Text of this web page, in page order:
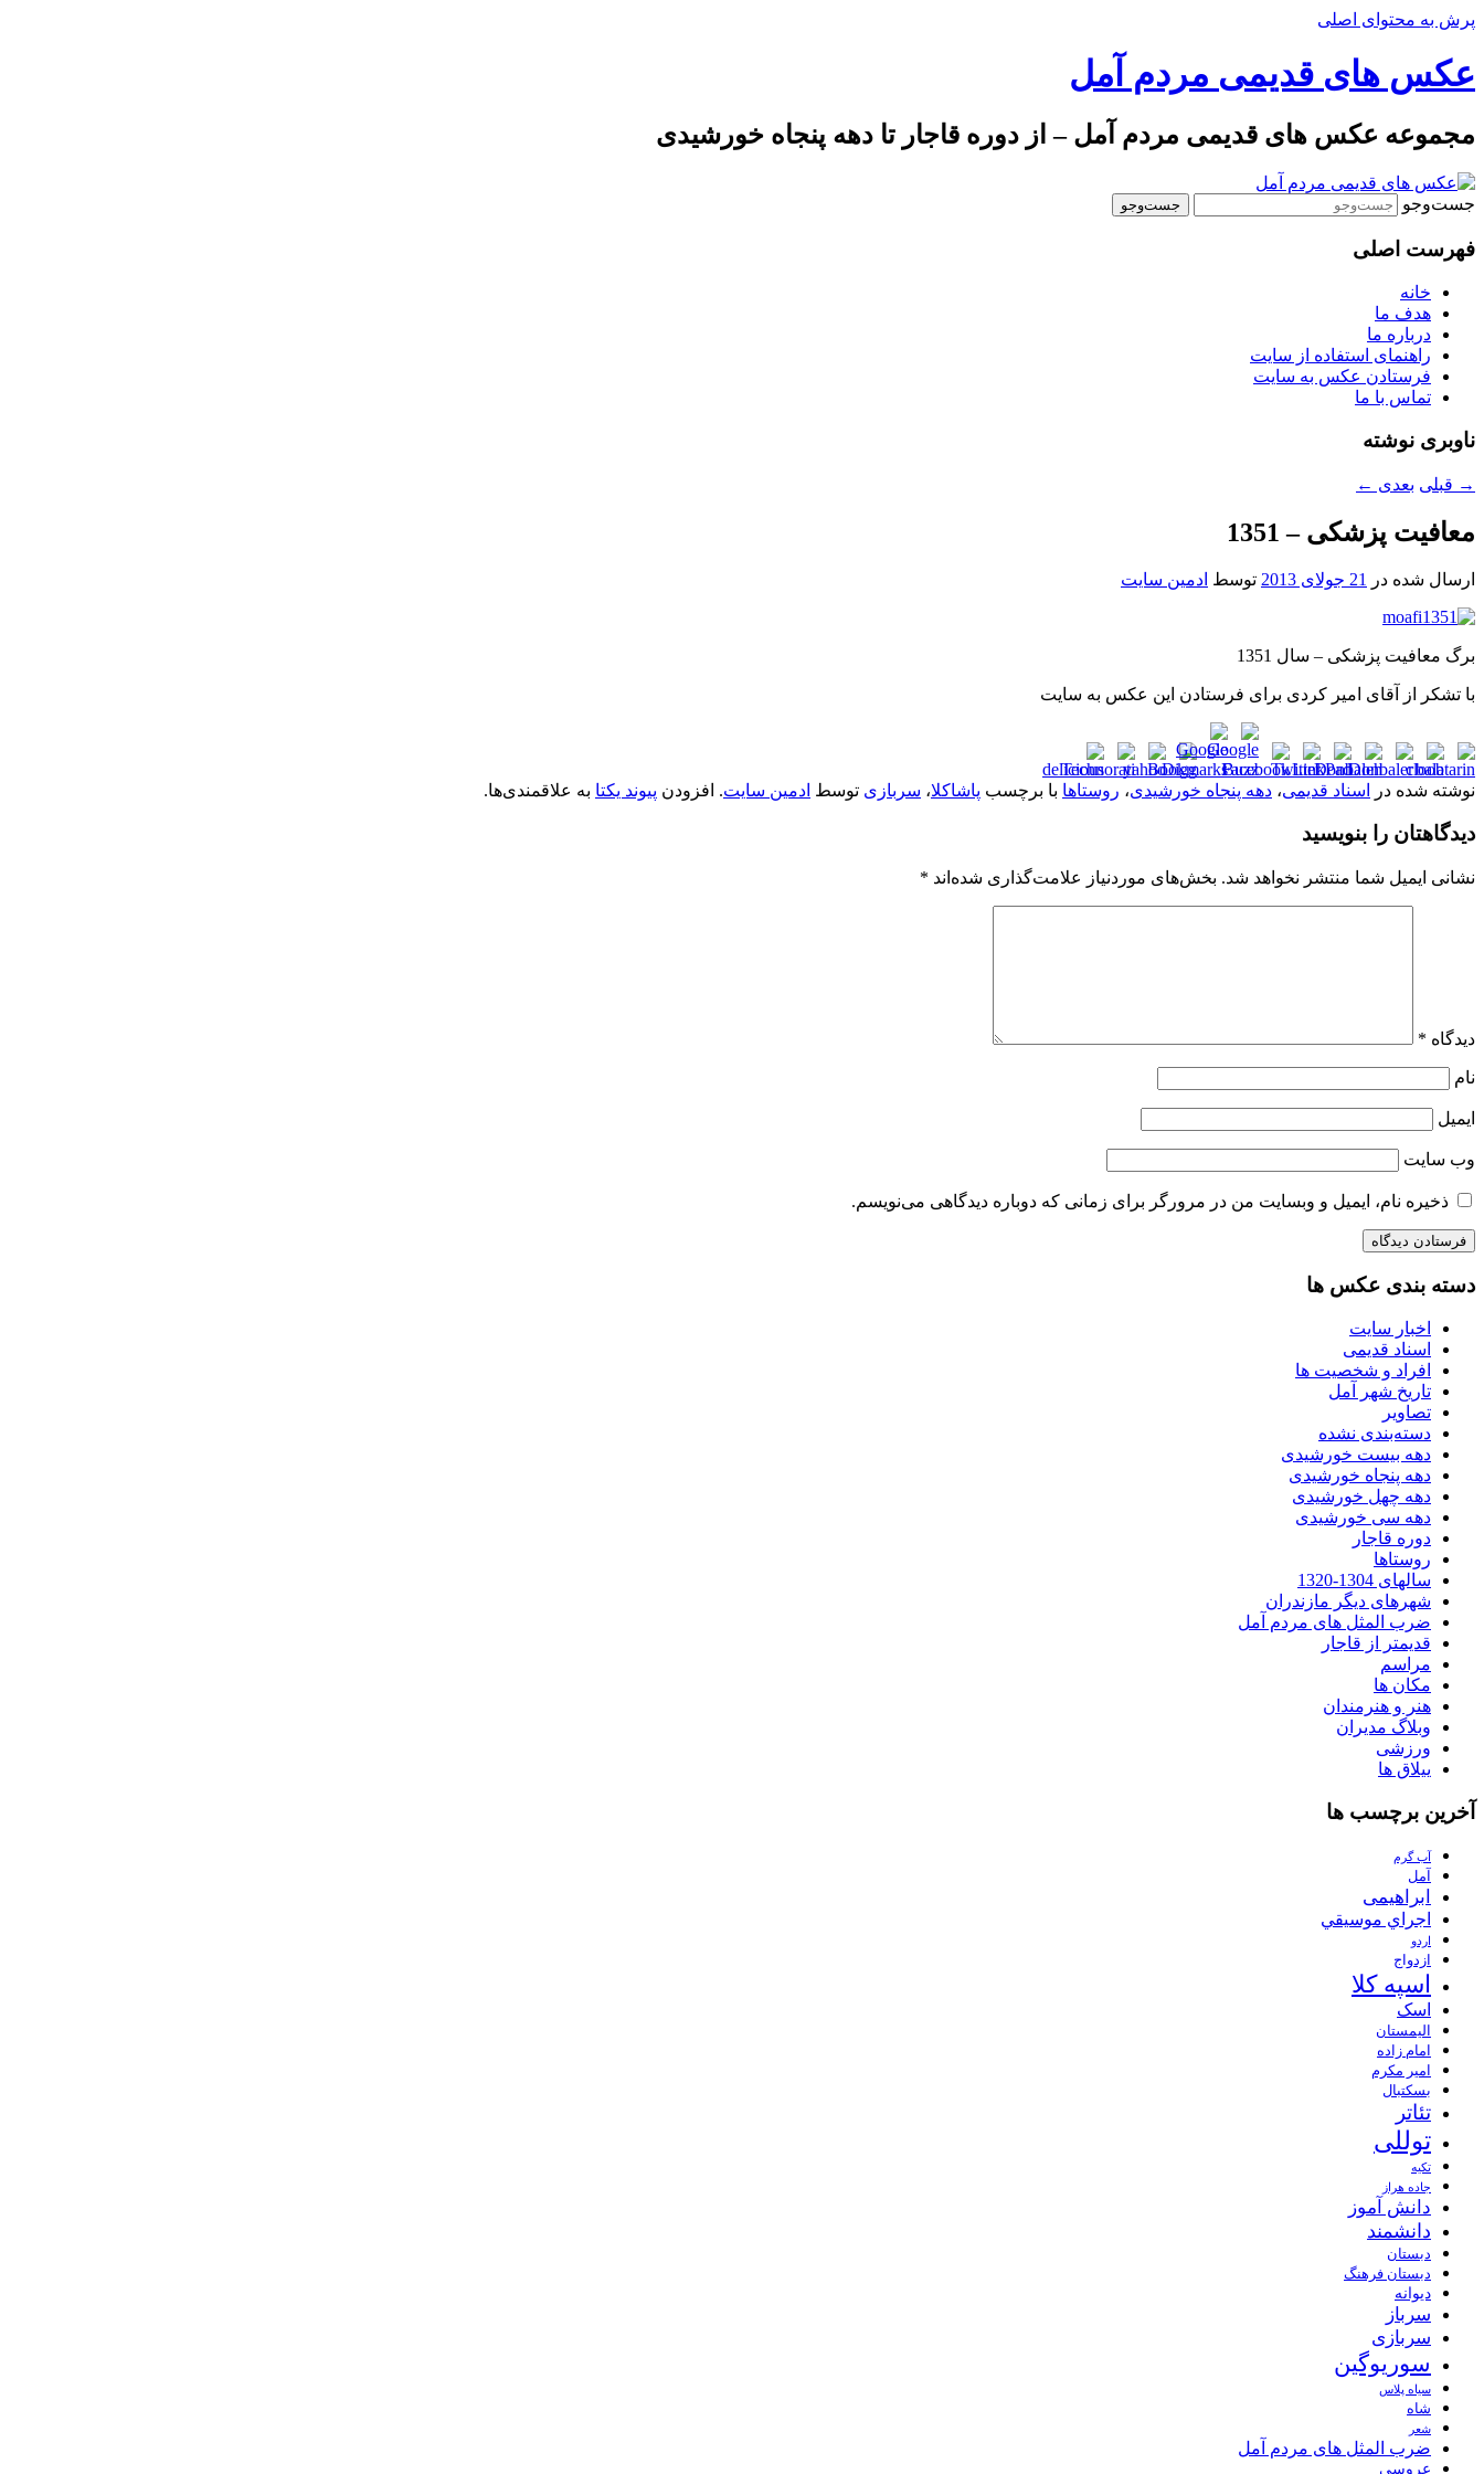
پرش به محتوای اصلی
عکس های قدیمی مردم آمل
مجموعه عکس های قدیمی مردم آمل – از دوره قاجار تا دهه پنجاه خورشیدی
جست‌وجو
فهرست اصلی
خانه
هدف ما
درباره ما
راهنمای استفاده از سایت
فرستادن عکس به سایت
تماس با ما
ناوبری نوشته
→ قبلی بعدی ←
معافیت پزشکی – 1351
ارسال شده در 21 جولای 2013 توسط ادمین سایت
برگ معافیت پزشکی – سال 1351
با تشکر از آقای امیر کردی برای فرستادن این عکس به سایت
نوشته شده در اسناد قدیمی، دهه پنجاه خورشیدی، روستاها با برچسب پاشاکلا، سربازی توسط ادمین سایت. افزودن پیوند یکتا به علاقمندی‌ها.
دیدگاهتان را بنویسید
نشانی ایمیل شما منتشر نخواهد شد. بخش‌های موردنیاز علامت‌گذاری شده‌اند *
دیدگاه *
نام
ایمیل
وب‌ سایت
ذخیره نام، ایمیل و وبسایت من در مرورگر برای زمانی که دوباره دیدگاهی می‌نویسم.
دسته بندی عکس ها
اخبار سایت
اسناد قدیمی
افراد و شخصیت ها
تاریخ شهر آمل
تصاویر
دسته‌بندی نشده
دهه بیست خورشیدی
دهه پنجاه خورشیدی
دهه چهل خورشیدی
دهه سی خورشیدی
دوره قاجار
روستاها
سالهای 1304-1320
شهرهای دیگر مازندران
ضرب المثل های مردم آمل
قدیمتر از قاجار
مراسم
مکان ها
هنر و هنرمندان
وبلاگ مدیران
ورزشی
ییلاق ها
آخرین برچسب ها
آب گرم
آمل
ابراهیمی
اجراي موسيقي
اردو
ازدواج
اسپه کلا
اسک
الیمستان
امام زاده
امیر مکرم
بسکتبال
تئاتر
توللی
تکیه
جاده هراز
دانش آموز
دانشمند
دبستان
دبستان فرهنگ
دیوانه
سرباز
سربازی
سوریوگین
سیاه پلاس
شاه
شعر
ضرب المثل های مردم آمل
عروسی